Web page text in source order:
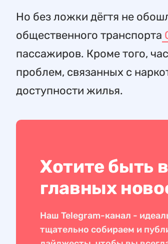
Но без ложки дёгтя не
общественного транспорта
пассажиров. Кроме того,
проблем, связанных с
доступности жилья.
Хотите быть
главных
Наш Telegram-канал -
тщательно собираем и